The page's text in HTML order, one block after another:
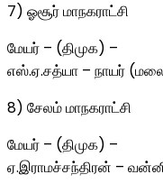
7) ஓசூர் மாநகராட்சி
மேயர் – (திமுக) –
எஸ்.ஏ.சத்யா – நாயர்
8) சேலம் மாநகராட்சி
மேயர் – (திமுக) –
ஏ.இராமச்சந்திரன் –